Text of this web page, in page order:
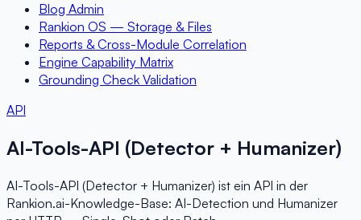
Blog Admin
Rankion OS — Storage & Files
Reports & Cross-Module Correlation
Engine Capability Matrix
Grounding Check Validation
API
AI-Tools-API (Detector + Humanizer)
AI-Tools-API (Detector + Humanizer) ist ein API in der
Rankion.ai-Knowledge-Base: AI-Detection und Humanizer